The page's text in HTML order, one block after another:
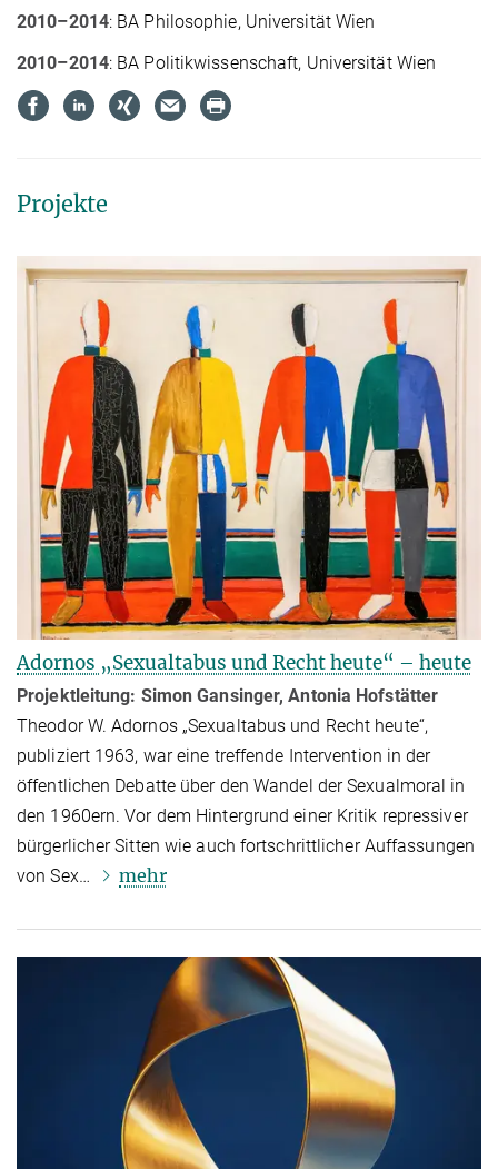
2010–2014: BA Philosophie, Universität Wien
2010–2014: BA Politikwissenschaft, Universität Wien
Projekte
Adornos „Sexualtabus und Recht heute“ – heute
Projektleitung: Simon Gansinger, Antonia Hofstätter
Theodor W. Adornos „Sexualtabus und Recht heute“,
publiziert 1963, war eine treffende Inter­ven­tion in der
öffent­li­chen Debatte über den Wandel der Sexualmoral in
den 1960ern. Vor dem Hintergrund einer Kritik repressiver
bürgerlicher Sitten wie auch fortschrittlicher Auffas­sun­gen
von Sex…
mehr